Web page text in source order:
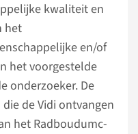
kwaliteit en
het
en/of
het voorgestelde
onderzoeker. De
de Vidi ontvangen
het Radboudumc-